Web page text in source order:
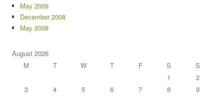
May 2009
December 2008
May 2008
August 2026
M
T W T F S
S
1
2
3
4 5 6 7 8
9